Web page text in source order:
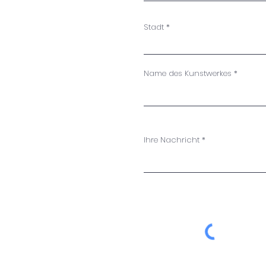
Stadt
Name des Kunstwerkes
Ihre Nachricht